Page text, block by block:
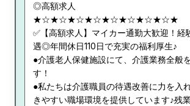
◎高額求人
★☆★☆★☆★☆★☆★☆★☆★☆★
✅【高額求人】マイカー通勤大歓迎！経
遇◎年間休日110日で充実の福利厚生♪
●介護老人保健施設にて、介護業務全般
す！
●私たちは介護職員の待遇改善に力を入
きやすい職場環境を提供しています♪残